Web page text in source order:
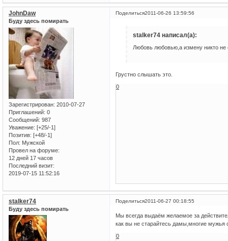
Поделиться2011-06-26 13:59:56
JohnDaw
Буду здесь помирать
Зарегистрирован: 2010-07-27
Приглашений: 0
Сообщений: 987
Уважение: [+25/-1]
Позитив: [+48/-1]
Пол: Мужской
Провел на форуме:
12 дней 17 часов
Последний визит:
2019-07-15 11:52:16
stalker74 написал(а):
Любовь любовью,а измену никто не
Грустно слышать это.
0
Поделиться2011-06-27 00:18:55
stalker74
Буду здесь помирать
Мы всегда выдаём желаемое за
как вы не старайтесь дамы,многие
0